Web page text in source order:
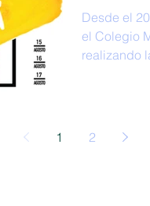
Desde el
el Colegio
realizando
1 2